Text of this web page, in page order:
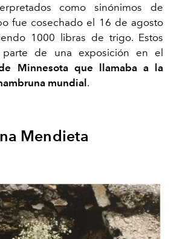
como sinónimos de
fue cosechado el 16 de agosto
1000 libras de trigo. Estos
parte de una exposición en el
Minnesota que llamaba a la
mundial.
Mendieta